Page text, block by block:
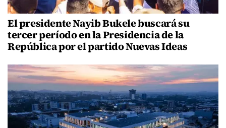
El presidente Nayib Bukele buscará su
tercer período en la Presidencia de la
República por el partido Nuevas Ideas